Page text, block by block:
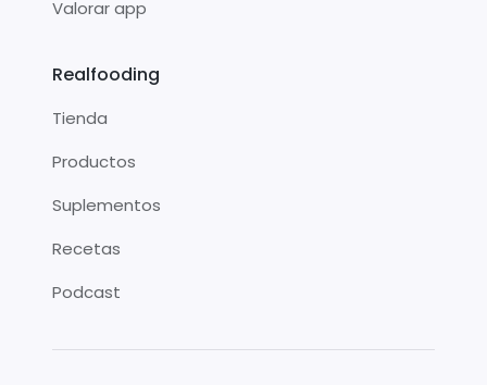
Valorar app
Realfooding
Tienda
Productos
Suplementos
Recetas
Podcast